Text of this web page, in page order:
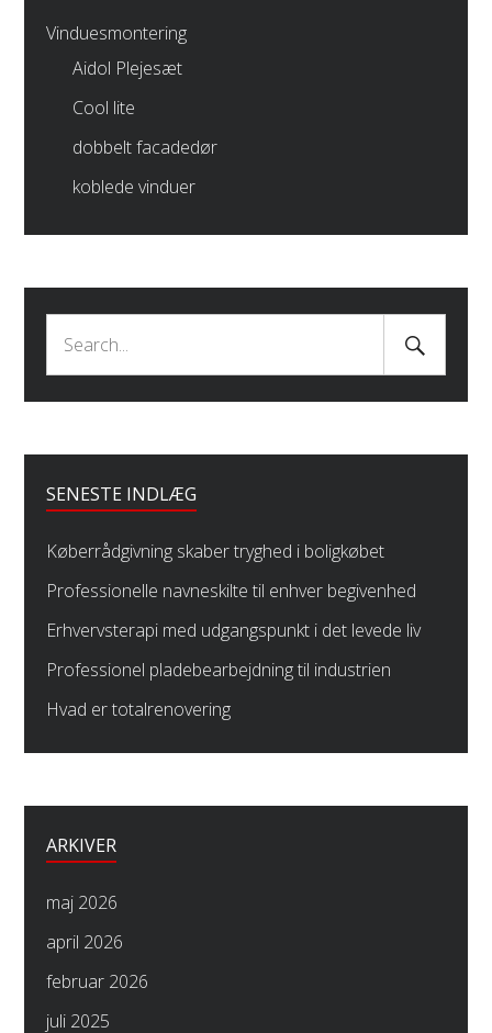
Vinduesmontering
Aidol Plejesæt
Cool lite
dobbelt facadedør
koblede vinduer
Search
for:
Search
Submit
SENESTE INDLÆG
Køberrådgivning skaber tryghed i boligkøbet
Professionelle navneskilte til enhver begivenhed
Erhvervsterapi med udgangspunkt i det levede liv
Professionel pladebearbejdning til industrien
Hvad er totalrenovering
ARKIVER
maj 2026
april 2026
februar 2026
juli 2025